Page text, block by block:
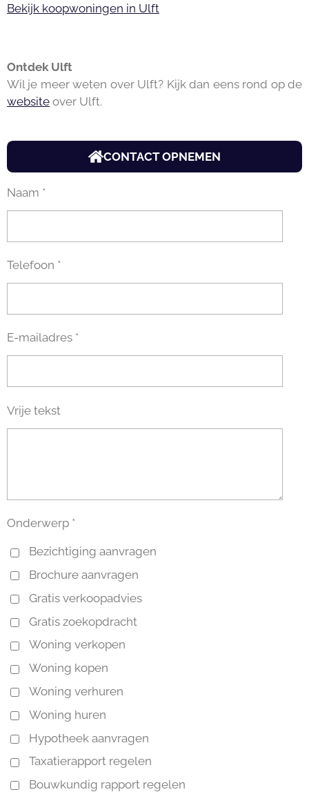
Bekijk koopwoningen in Ulft
Ontdek Ulft
Wil je meer weten over Ulft? Kijk dan eens rond op de
website over Ulft.
CONTACT OPNEMEN
Naam *
Telefoon *
E-mailadres *
Vrije tekst
Onderwerp *
Bezichtiging aanvragen
Brochure aanvragen
Gratis verkoopadvies
Gratis zoekopdracht
Woning verkopen
Woning kopen
Woning verhuren
Woning huren
Hypotheek aanvragen
Taxatierapport regelen
Bouwkundig rapport regelen